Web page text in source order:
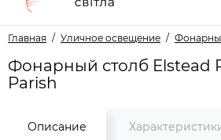
Главная Уличное освещение
Фонарный столб Elstead
Parish
Описание